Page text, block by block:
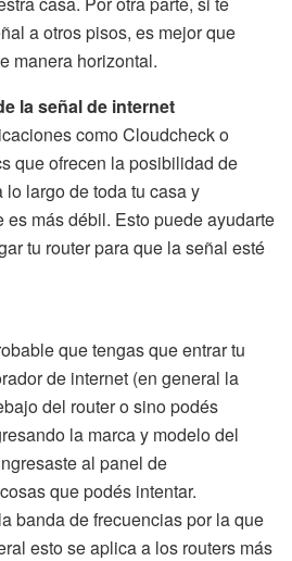
a otros pisos, es mejor que
manera horizontal.
la señal de internet
como Cloudcheck o
que ofrecen la posibilidad de
largo de toda tu casa y
más débil. Esto puede ayudarte
tu router para que la señal esté
que tengas que entrar tu
de internet (en general la
del router o sino podés
la marca y modelo del
al panel de
que podés intentar.
banda de frecuencias por la que
esto se aplica a los routers más